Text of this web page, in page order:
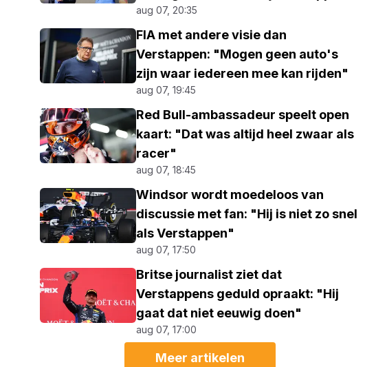
aug 07, 20:35
FIA met andere visie dan
Verstappen: "Mogen geen auto's
zijn waar iedereen mee kan rijden"
aug 07, 19:45
Red Bull-ambassadeur speelt open
kaart: "Dat was altijd heel zwaar als
racer"
aug 07, 18:45
Windsor wordt moedeloos van
discussie met fan: "Hij is niet zo snel
als Verstappen"
aug 07, 17:50
Britse journalist ziet dat
Verstappens geduld opraakt: "Hij
gaat dat niet eeuwig doen"
aug 07, 17:00
Meer artikelen